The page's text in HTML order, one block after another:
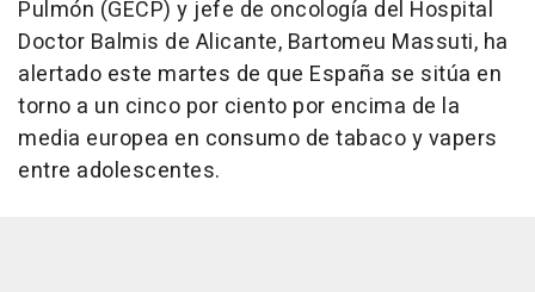
Pulmón (GECP) y jefe de oncología del Hospital
Doctor Balmis de Alicante, Bartomeu Massuti, ha
alertado este martes de que España se sitúa en
torno a un cinco por ciento por encima de la
media europea en consumo de tabaco y vapers
entre adolescentes.